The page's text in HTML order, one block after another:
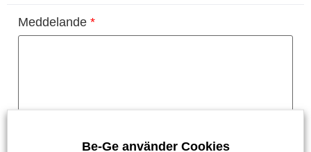
Meddelande *
Be-Ge använder Cookies